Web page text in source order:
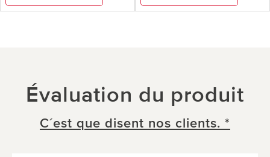
Évaluation du produit
C´est que disent nos clients. *